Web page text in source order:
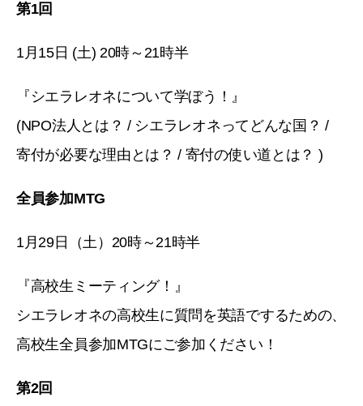
第1回
1月15日 (土) 20時～21時半
『シエラレオネについて学ぼう！』
(NPO法人とは？ / シエラレオネってどんな国？ /
寄付が必要な理由とは？ / 寄付の使い道とは？ )
全員参加MTG
1月29日（土）20時～21時半
『高校生ミーティング！』
シエラレオネの高校生に質問を英語でするための、
高校生全員参加MTGにご参加ください！
第2回